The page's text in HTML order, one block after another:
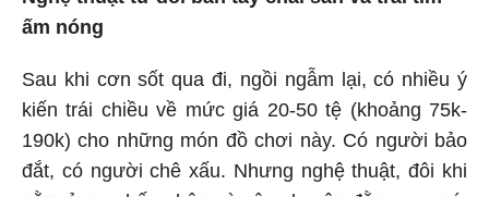
ấm nóng
Sau khi cơn sốt qua đi, ngồi ngẫm lại, có nhiều ý
kiến trái chiều về mức giá 20-50 tệ (khoảng 75k-
190k) cho những món đồ chơi này. Có người bảo
đắt, có người chê xấu. Nhưng nghệ thuật, đôi khi